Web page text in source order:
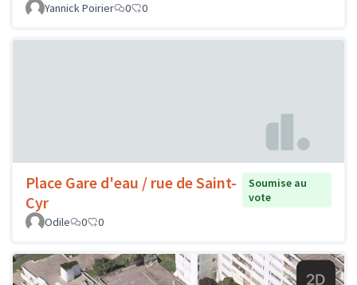
Yannick Poirier 0 0
Place Gare d'eau / rue de Saint-
Cyr
Soumise au
vote
Odile
0 0